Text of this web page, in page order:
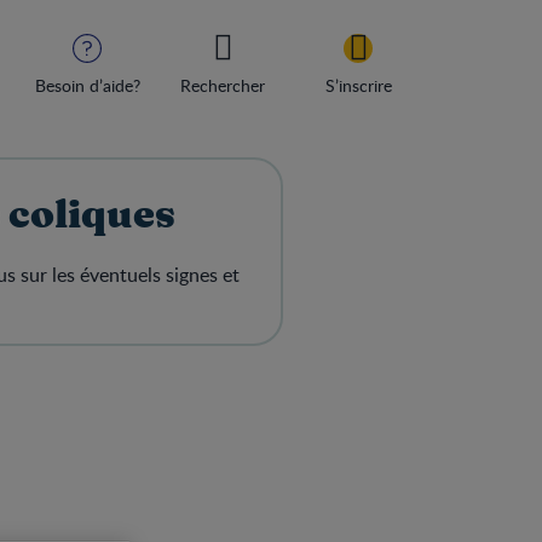
Besoin d’aide? Rechercher S’inscrire
coliques
sur les éventuels signes et